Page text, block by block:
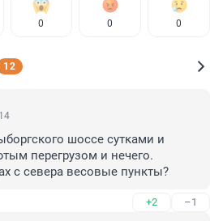
0 0 0
12
шоссе сутками и
перегрузом и нечего.
с севера весовые пункты?
+2 –1